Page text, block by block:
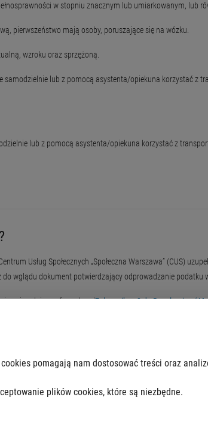
w stopniu znacznym lub umiarkowanym, lub
pierwszeństwo mają osoby, poruszające się na wózku.
wzroku oraz sprzężoną.
samodzielnie lub z pomocą asystenta/opiekuna korzystać z
lub z pomocą asystenta/opiekuna korzystać z
Usług Społecznych „Społeczna Warszawa” (CUS)
wglądu dokument potwierdzający odprowadzanie podatku
i podpisany formularz (Załącznik nr 2 do Regulaminu
z pracy lub z placówki wsparcia dziennego
się na Komisję ds. transportu.
pomagają nam dostosować treści oraz
plików cookies, które są niezbędne.